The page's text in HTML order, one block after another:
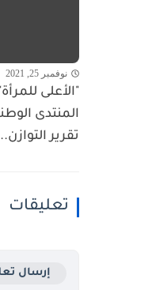
نوفمبر 25, 2021
"الأعلى
المنتدى
تقرير
تعليقات
إرسال